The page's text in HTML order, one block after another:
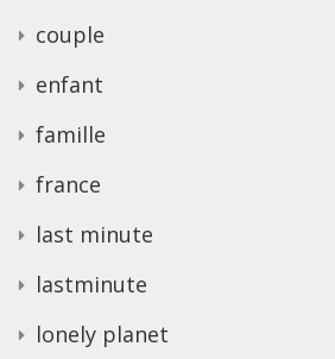
couple
enfant
famille
france
last minute
lastminute
lonely planet